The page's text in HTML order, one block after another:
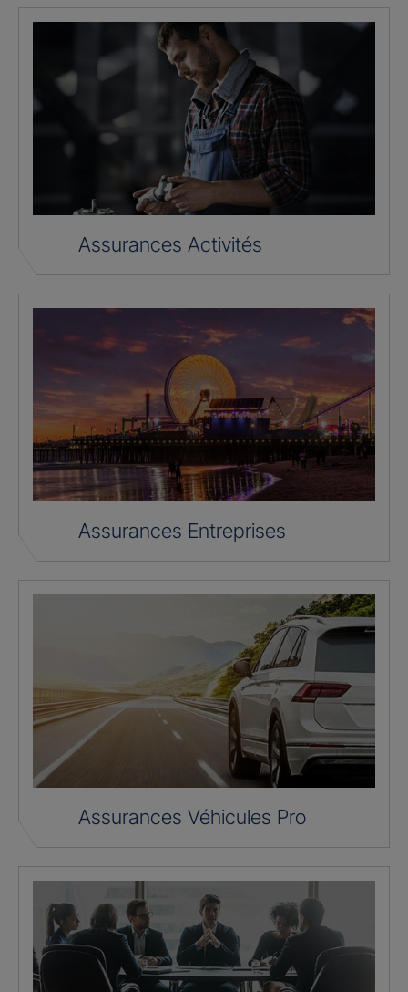
Assurances Activités
Assurances Entreprises
Assurances Véhicules Pro